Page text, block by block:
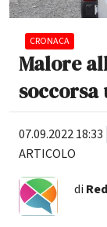
CRONACA
Malore
soccorsa
07.09.2022 18:33
ARTICOLO
di